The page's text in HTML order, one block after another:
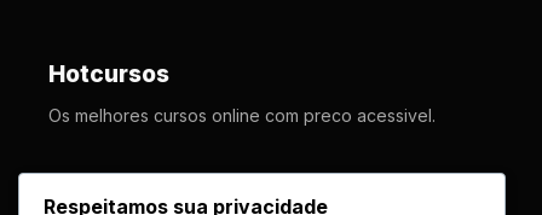
Hotcursos
Os melhores cursos online com preco acessivel.
Respeitamos sua privacidade